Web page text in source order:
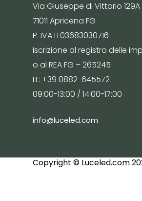
Via Giuseppe di Vittorio 129A
71011 Apricena FG
P. IVA IT03683030716
Iscrizione al registro delle
o al REA FG – 265245
IT: +39 0882-645572
09:00-13:00 / 14:00-17:00
info@luceled.com
Copyright © Luceled.com